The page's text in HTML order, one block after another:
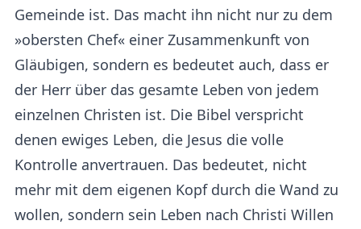
Gemeinde ist. Das macht ihn nicht nur zu dem
»obersten Chef« einer Zusammenkunft von
Gläubigen, sondern es bedeutet auch, dass er
der Herr über das gesamte Leben von jedem
einzelnen Christen ist. Die Bibel verspricht
denen ewiges Leben, die Jesus die volle
Kontrolle anvertrauen. Das bedeutet, nicht
mehr mit dem eigenen Kopf durch die Wand zu
wollen, sondern sein Leben nach Christi Willen